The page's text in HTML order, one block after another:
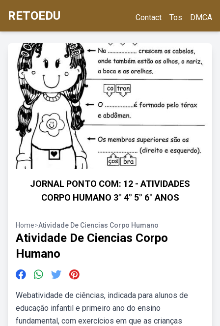
RETOEDU Contact Tos DMCA
JORNAL PONTO COM: 12 - ATIVIDADES
CORPO HUMANO 3° 4° 5° 6° ANOS
Home>Atividade De Ciencias Corpo Humano
Atividade De Ciencias Corpo
Humano
Webatividade de ciências, indicada para alunos de
educação infantil e primeiro ano do ensino
fundamental, com exercícios em que as crianças